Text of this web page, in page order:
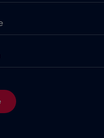
only Telenor Maritime